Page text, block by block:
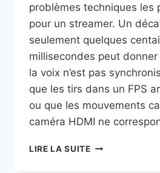
problèmes techniques les
pour un streamer. Un
seulement quelques
millisecondes peut donner
la voix n’est pas
que les tirs dans un FPS
ou que les mouvements
caméra HDMI ne
LIRE LA SUITECOMMENT